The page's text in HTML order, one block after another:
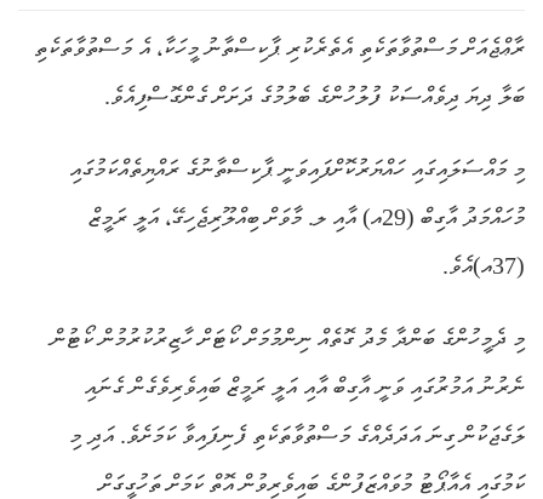
ރާޢްޖެއަށް މަސްތުވާތަކެތި އެތެރެކުރި ޕާކިސްތާނު މީހަކާ، އެ މަސްތުވާތަކެތި
ބަލާ ދިޔަ ދިވެއްސަކު ފުލުހުންގެ ބެލުމުގެ ދަށަށް ގެންގޮސްފިއެވެ.
މި މައްސަލައިގައި ހައްޔަރުކޮށްފައިވަނީ ޕާކިސްތާނުގެ ރައްޔިތެއްކަމުގައި
މުހައްމަދު އާގިބް (29އ) އާއި ލ. މާވަށް ބިއްލޫރިޖެހިގޭ، އަލީ ރަމީޒް
(37އ)އެވެ.
މި ދެމީހުންގެ ބަންދާ މެދު ގޮތެއް ނިންމުމަށް ކޯޓަށް ހާޒިރުކުރުމުން ކޯޓުން
ނެރުނު އަމުރުގައި ވަނީ އާގިބް އާއި އަލީ ރަމީޒް ބައިވެރިވެގެން ގެނައި
ލަގެޖަކުން ގިނަ އަދަދެއްގެ މަސްތުވާތަކެތި ފެނިފައިވާ ކަމަށެވެ. އަދި މި
ކަމުގައި އެއާޕޯޓު މުވައްޒަފުންގެ ބައިވެރިވުން އޮތް ކަމަށް ތަހުގީގަށް